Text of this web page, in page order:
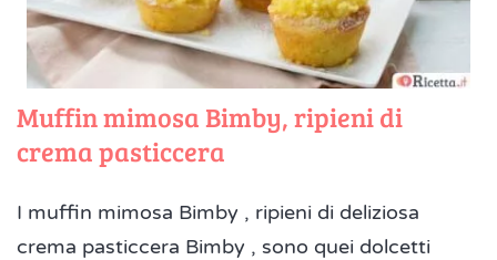
Muffin mimosa Bimby, ripieni di
crema pasticcera
I muffin mimosa Bimby , ripieni di deliziosa
crema pasticcera Bimby , sono quei dolcetti